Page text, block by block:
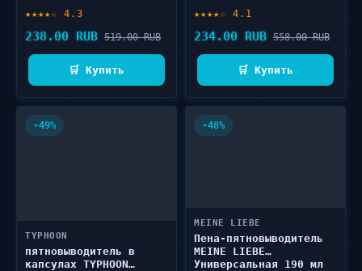
★★★★☆ 4.3
238.00 RUB 519.00 RUB
🛒 Купить
pods 8 шт
★★★★☆ 4.1
234.00 RUB 558.00 RUB
🛒 Купить
-49%
TYPHOON
пятновыводитель в
капсулах TYPHOON
-48%
MEINE LIEBE
Пена-пятновыводитель
MEINE LIEBE
Универсальная 190 мл